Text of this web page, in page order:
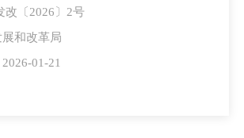
改〔2026〕2号
和改革局
01-21